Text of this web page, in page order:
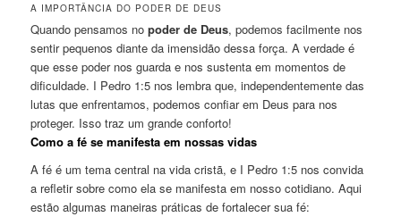
A IMPORTÂNCIA DO PODER DE DEUS
Quando pensamos nopoder de Deus, podemos facilmente nos
sentir pequenos diante da imensidão dessa força. A verdade é
que esse poder nos guarda e nos sustenta em momentos de
dificuldade. I Pedro 1:5 nos lembra que, independentemente das
lutas que enfrentamos, podemos confiar em Deus para nos
proteger. Isso traz um grande conforto!
Como a fé se manifesta em nossas vidas
A fé é um tema central na vida cristã, e I Pedro 1:5 nos convida
a refletir sobre como ela se manifesta em nosso cotidiano. Aqui
estão algumas maneiras práticas de fortalecer sua fé: